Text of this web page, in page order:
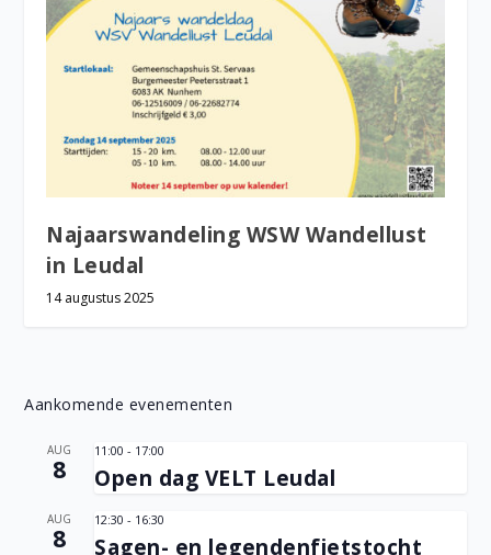
Najaarswandeling WSW Wandellust
in Leudal
14 augustus 2025
Aankomende evenementen
AUG
8
11:00 - 17:00
Open dag VELT Leudal
AUG
8
12:30 - 16:30
Sagen- en legendenfietstocht